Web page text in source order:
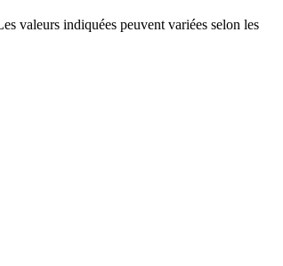
valeurs indiquées peuvent variées selon les